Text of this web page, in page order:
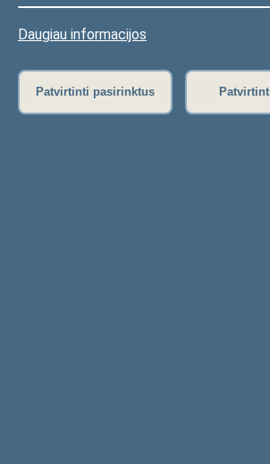
Daugiau informacijos
Patvirtinti pasirinktus
Pradžia>Ankstesnės
Visi Ą B Č